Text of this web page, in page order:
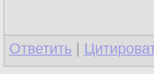
Ответить |